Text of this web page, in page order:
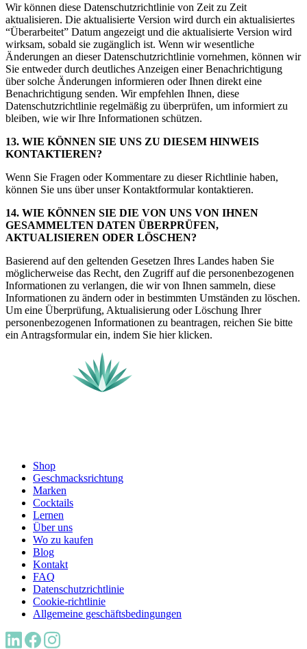
Wir können diese Datenschutzrichtlinie von Zeit zu Zeit
aktualisieren. Die aktualisierte Version wird durch ein aktualisiertes
“Überarbeitet” Datum angezeigt und die aktualisierte Version wird
wirksam, sobald sie zugänglich ist. Wenn wir wesentliche
Änderungen an dieser Datenschutzrichtlinie vornehmen, können wir
Sie entweder durch deutliches Anzeigen einer Benachrichtigung
über solche Änderungen informieren oder Ihnen direkt eine
Benachrichtigung senden. Wir empfehlen Ihnen, diese
Datenschutzrichtlinie regelmäßig zu überprüfen, um informiert zu
bleiben, wie wir Ihre Informationen schützen.
13. WIE KÖNNEN SIE UNS ZU DIESEM HINWEIS
KONTAKTIEREN?
Wenn Sie Fragen oder Kommentare zu dieser Richtlinie haben,
können Sie uns über unser Kontaktformular kontaktieren.
14. WIE KÖNNEN SIE DIE VON UNS VON IHNEN
GESAMMELTEN DATEN ÜBERPRÜFEN,
AKTUALISIEREN ODER LÖSCHEN?
Basierend auf den geltenden Gesetzen Ihres Landes haben Sie
möglicherweise das Recht, den Zugriff auf die personenbezogenen
Informationen zu verlangen, die wir von Ihnen sammeln, diese
Informationen zu ändern oder in bestimmten Umständen zu löschen.
Um eine Überprüfung, Aktualisierung oder Löschung Ihrer
personenbezogenen Informationen zu beantragen, reichen Sie bitte
ein Antragsformular ein, indem Sie hier klicken.
Shop
Geschmacksrichtung
Marken
Cocktails
Lernen
Über uns
Wo zu kaufen
Blog
Kontakt
FAQ
Datenschutzrichtlinie
Cookie-richtlinie
Allgemeine geschäftsbedingungen